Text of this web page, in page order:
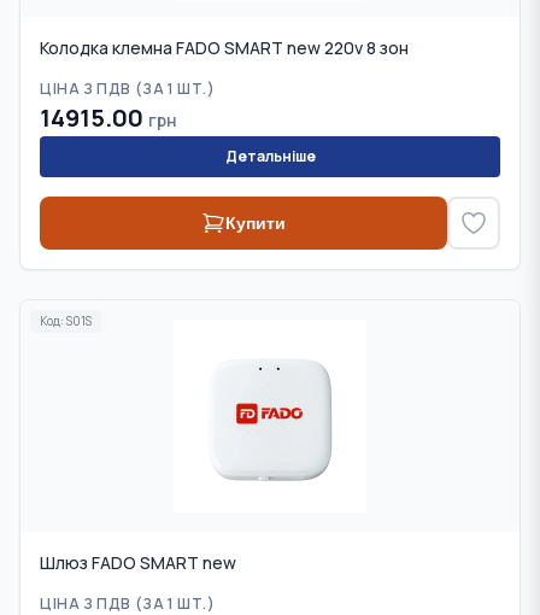
Колодка клемна FADO SMART new 220v 8 зон
ЦІНА З ПДВ (ЗА 1 ШТ.)
14915.00 грн
Детальніше
Купити
Код: S01S
Шлюз FADO SMART new
ЦІНА З ПДВ (ЗА 1 ШТ.)